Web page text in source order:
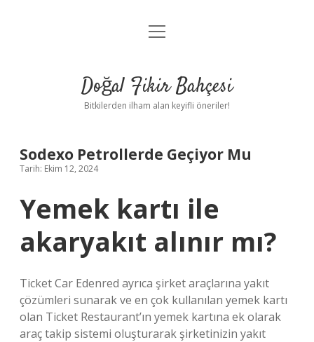
Anasayfa
Yasal Uyarı
menüyü
Doğal Fikir Bahçesi
Bitkilerden ilham alan keyifli öneriler!
Sodexo Petrollerde Geçiyor Mu
Tarih: Ekim 12, 2024
Yemek kartı ile
akaryakıt alınır mı?
Ticket Car Edenred ayrıca şirket araçlarına yakıt
çözümleri sunarak ve en çok kullanılan yemek kartı
olan Ticket Restaurant’ın yemek kartına ek olarak
araç takip sistemi oluşturarak şirketinizin yakıt